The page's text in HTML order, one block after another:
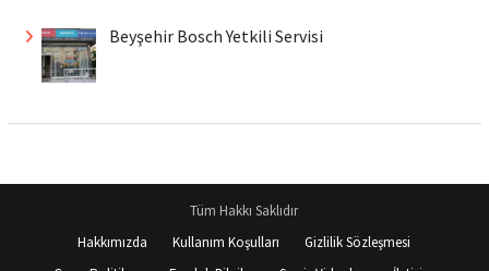
Beyşehir Bosch Yetkili Servisi
Tüm Hakkı Saklıdır
Hakkımızda
Kullanım Koşulları
Gizlilik Sözleşmesi